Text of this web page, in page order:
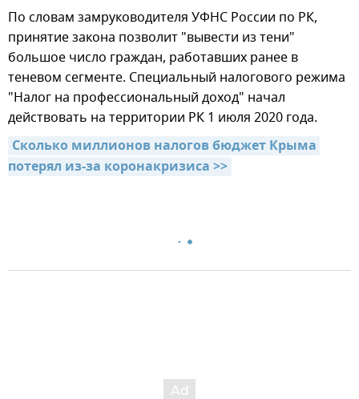
По словам замруководителя УФНС России по РК,
принятие закона позволит "вывести из тени"
большое число граждан, работавших ранее в
теневом сегменте. Специальный налогового режима
"Налог на профессиональный доход" начал
действовать на территории РК 1 июля 2020 года.
Сколько миллионов налогов бюджет Крыма
потерял из-за коронакризиса >>